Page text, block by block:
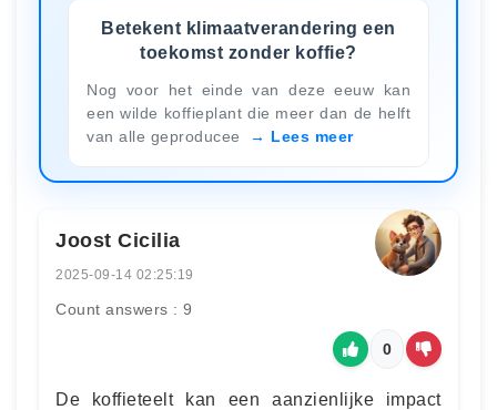
Betekent klimaatverandering een
toekomst zonder koffie?
Nog voor het einde van deze eeuw kan
een wilde koffieplant die meer dan de helft
van alle geproducee
Lees meer
Joost Cicilia
2025-09-14 02:25:19
Count answers : 9
0
De koffieteelt kan een aanzienlijke impact